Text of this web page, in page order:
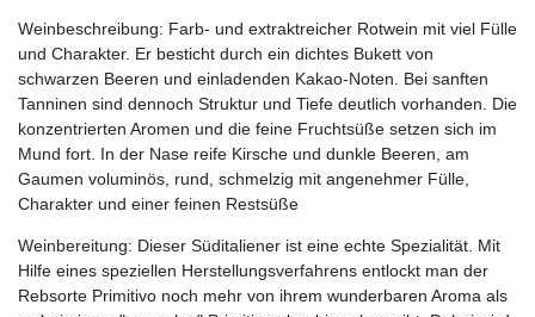
Weinbeschreibung: Farb- und extraktreicher Rotwein mit viel Fülle
und Charakter. Er besticht durch ein dichtes Bukett von
schwarzen Beeren und einladenden Kakao-Noten. Bei sanften
Tanninen sind dennoch Struktur und Tiefe deutlich vorhanden. Die
konzentrierten Aromen und die feine Fruchtsüße setzen sich im
Mund fort. In der Nase reife Kirsche und dunkle Beeren, am
Gaumen voluminös, rund, schmelzig mit angenehmer Fülle,
Charakter und einer feinen Restsüße
Weinbereitung: Dieser Süditaliener ist eine echte Spezialität. Mit
Hilfe eines speziellen Herstellungsverfahrens entlockt man der
Rebsorte Primitivo noch mehr von ihrem wunderbaren Aroma als